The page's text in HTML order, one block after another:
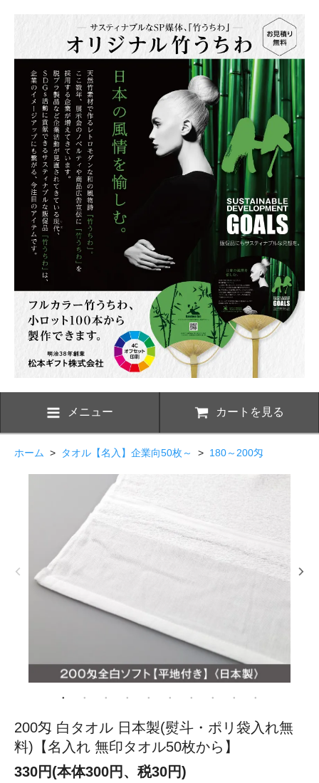
メニュー カートを見る
ホーム > タオル【名入】企業向50枚～ > 180～200匁
200匁 白タオル 日本製(熨斗・ポリ袋入れ無
料)【名入れ 無印タオル50枚から】
330円(本体300円、税30円)